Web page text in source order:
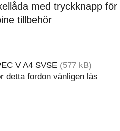
med tryckknapp för
tillbehör
V A4 SVSE (577 kB)
detta fordon vänligen läs